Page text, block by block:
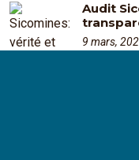
Audit
9 mars,